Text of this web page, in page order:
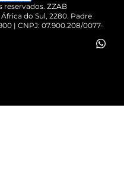
reservados. ZZAB
do Sul, 2280. Padre
| CNPJ: 07.900.208/0077-